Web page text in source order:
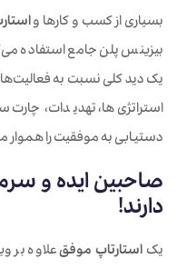
بسیاری از کسب و کارها و
بیزینس پلن جامع استفاده
یک دید کلی نسبت به
استراتژی‌ها، تهدیدات،
دستیابی به موفقیت را هموار
صاحبین ایده و
دارند!
یک استارتاپ موفقعلاوه بر